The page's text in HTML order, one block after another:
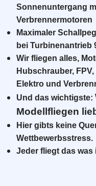
Sonnenuntergang
Verbrennermotoren
Maximaler
bei Turbinenantrieb
Wir fliegen alles,
Hubschrauber,
Elektro und
Und das wichtigste:
Modellfliegen
Hier gibts keine
Wettbewerbsstress.
Jeder fliegt das was